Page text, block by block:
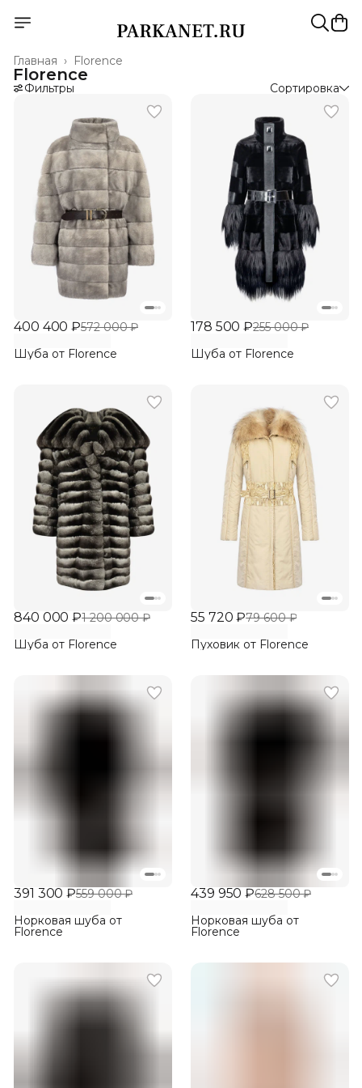
Florence
Главная ›
Florence
Фильтры Сортировка
400 400 ₽572 000 ₽
Шуба от Florence
178 500 ₽255 000 ₽
Шуба от Florence
840 000 ₽1 200 000 ₽
Шуба от Florence
55 720 ₽79 600 ₽
Пуховик от Florence
391 300 ₽559 000 ₽
Норковая шуба от
Florence
439 950 ₽628 500 ₽
Норковая шуба от
Florence